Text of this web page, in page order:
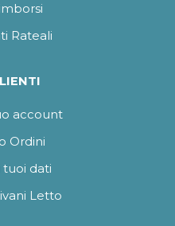
Rateali
account
Ordini
tuoi dati
Letto